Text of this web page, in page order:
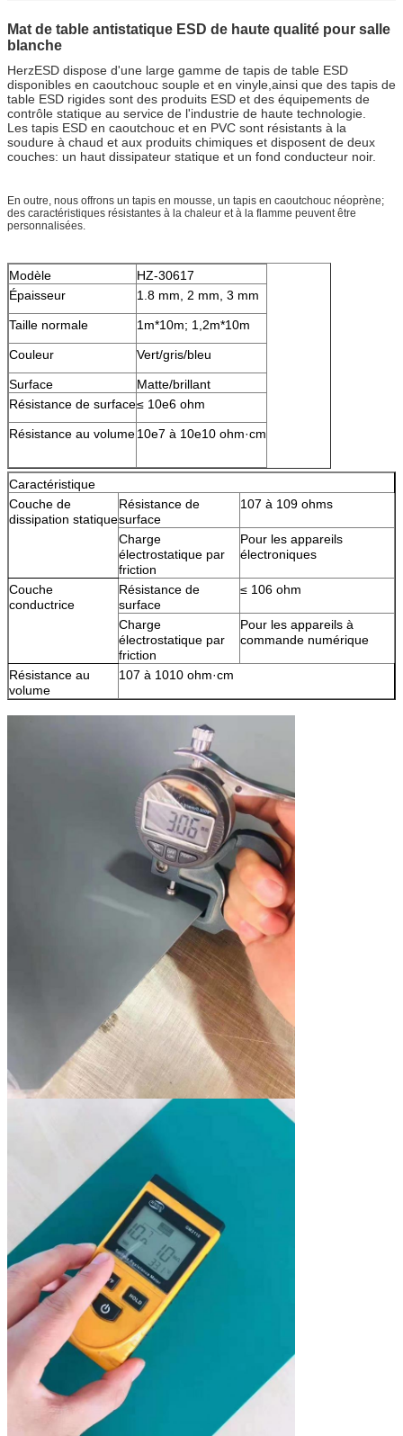
Mat de table antistatique ESD de haute qualité pour salle
blanche
HerzESD dispose d'une large gamme de tapis de table ESD
disponibles en caoutchouc souple et en vinyle,ainsi que des tapis de
table ESD rigides sont des produits ESD et des équipements de
contrôle statique au service de l'industrie de haute technologie.
Les tapis ESD en caoutchouc et en PVC sont résistants à la
soudure à chaud et aux produits chimiques et disposent de deux
couches: un haut dissipateur statique et un fond conducteur noir.
En outre, nous offrons un tapis en mousse, un tapis en caoutchouc néoprène;
des caractéristiques résistantes à la chaleur et à la flamme peuvent être
personnalisées.
Modèle
HZ-30617
Épaisseur
1.8 mm, 2 mm, 3 mm
Taille normale 1m*10m; 1,2m*10m
Couleur Vert/gris/bleu
Surface
Matte/brillant
Résistance de surface≤ 10e6 ohm
Résistance au volume10e7 à 10e10 ohm·cm
Caractéristique
Couche de
dissipation statique
Résistance de
surface
107 à 109 ohms
Charge
électrostatique par
friction
Pour les appareils
électroniques
Couche
conductrice
Résistance de
surface
≤ 106 ohm
Charge
électrostatique par
friction
Pour les appareils à
commande numérique
Résistance au
volume
107 à 1010 ohm·cm